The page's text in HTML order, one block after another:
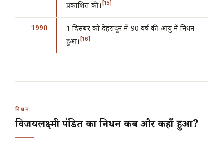
प्रकाशित की। [15]
1990
1 दिसंबर को देहरादून में 90 वर्ष की आयु में निधन
हुआ। [16]
निधन
विजयलक्ष्मी पंडित का निधन कब और कहाँ हुआ?